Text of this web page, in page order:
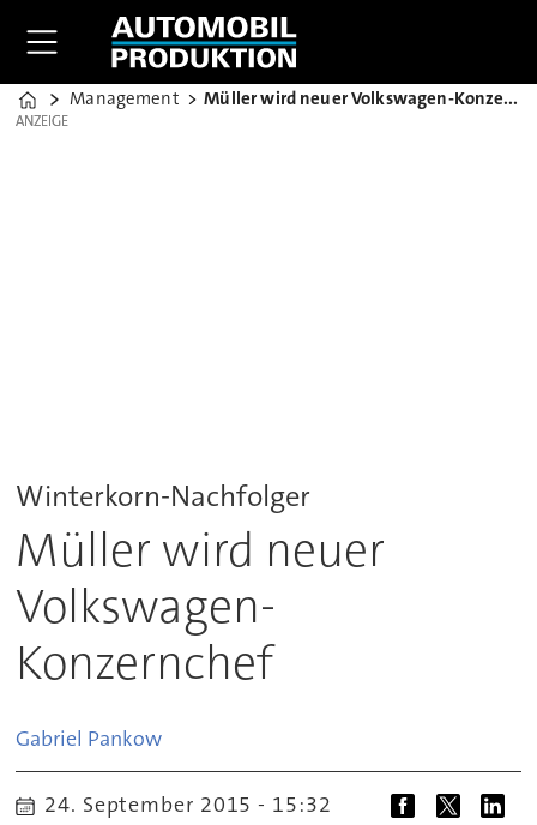
Home
Management Müller wird neuer Volkswagen-Konzernchef
ANZEIGE
ANZEIGE
Winterkorn-Nachfolger
Müller wird neuer
Volkswagen-
Konzernchef
Gabriel Pankow
24. September 2015 - 15:32